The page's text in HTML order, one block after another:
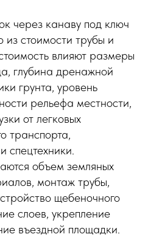
через канаву под ключ
из стоимости трубы и
влияют размеры
глубина дренажной
грунта, уровень
рельефа местности,
от легковых
транспорта,
спецтехники.
объем земляных
монтаж трубы,
щебеночного
слоев, укрепление
въездной площадки.